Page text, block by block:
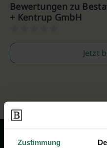
Zustimmung
Bewertungen zu
+ Kentrup GmbH
Jetzt